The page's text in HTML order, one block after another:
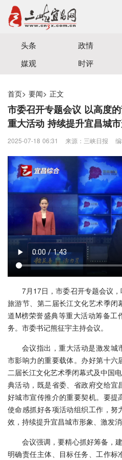
宜昌三峡融媒体中心主办
头条 政情
媒观
时评
首页> 要闻> 正文
市委召开专题会议 以高度
重大活动 持续提升宜昌城
2025-07-18 06:31 来源：三峡日报
7月17日，市委召开专题会议
旅游节、第二届长江文化艺术季
道M榜荣誉盛典等重大活动筹备工
务。市委书记熊征宇主持会议。
会议指出，重大活动是激发城
市影响力的重要载体。办好第十
二届长江文化艺术季闭幕式及中国
典活动，既是省委、省政府交给
好城市宣传推介的重要契机。要提
使命感抓好各项活动组织工作，
效，持续提升宜昌城市形象、激发消
会议强调，要精心抓好筹备，
明确责任主体、目标任务、工作